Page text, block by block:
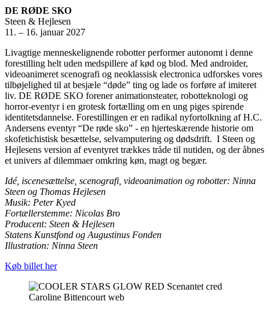
DE RØDE SKO
Steen & Hejlesen
11. – 16. januar 2027
Livagtige menneskelignende robotter performer autonomt i denne
forestilling helt uden medspillere af kød og blod. Med androider,
videoanimeret scenografi og neoklassisk electronica udforskes vores
tilbøjelighed til at besjæle “døde” ting og lade os forføre af imiteret
liv. DE RØDE SKO forener animationsteater, robotteknologi og
horror-eventyr i en grotesk fortælling om en ung piges spirende
identitetsdannelse. Forestillingen er en radikal nyfortolkning af H.C.
Andersens eventyr “De røde sko” - en hjerteskærende historie om
skofetichistisk besættelse, selvamputering og dødsdrift. I Steen og
Hejlesens version af eventyret trækkes tråde til nutiden, og der åbnes
et univers af dilemmaer omkring køn, magt og begær.
Idé, iscenesættelse, scenografi, videoanimation og robotter: Ninna
Steen og Thomas Hejlesen
Musik: Peter Kyed
Fortællerstemme: Nicolas Bro
Producent: Steen & Hejlesen
Statens Kunstfond og Augustinus Fonden
Illustration: Ninna Steen
Køb billet her